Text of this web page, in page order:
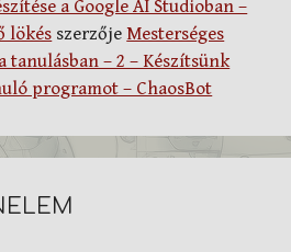
a Google AI Studioban –
lökés szerzőjeMesterséges
tanulásban – 2 – Készítsünk
programot – ChaosBot